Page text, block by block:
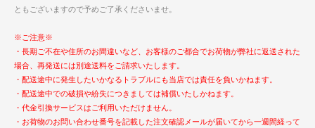
ともございますので予めご了承くださいませ。
※ご注意※
・長期ご不在や住所のお間違いなど、お客様のご都合でお荷物が弊社に返送された
場合、再発送には別途送料をご請求いたします。
・配送途中に発生したいかなるトラブルにも当店では責任を負いかねます。
・配送途中での破損や紛失につきましては補償いたしかねます。
・代金引換サービスはご利用いただけません。
・お荷物のお問い合わせ番号を記載した注文確認メールが届いてから一週間経って